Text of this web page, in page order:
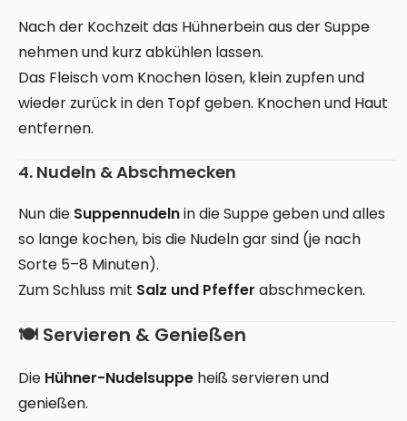
Nach der Kochzeit das Hühnerbein aus der Suppe
nehmen und kurz abkühlen lassen.
Das Fleisch vom Knochen lösen, klein zupfen und
wieder zurück in den Topf geben. Knochen und Haut
entfernen.
4. Nudeln & Abschmecken
Nun die Suppennudelnin die Suppe geben und alles
so lange kochen, bis die Nudeln gar sind (je nach
Sorte 5–8 Minuten).
Zum Schluss mit Salz und Pfeffer abschmecken.
🍽 Servieren & Genießen
Die Hühner-Nudelsuppe heiß servieren und
genießen.